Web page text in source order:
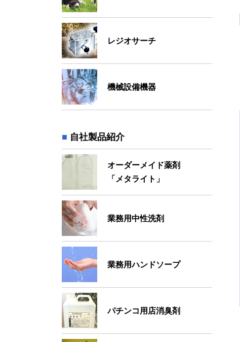
レジオサーチ
機械設備機器
自社製品紹介
オーダーメイド薬剤
「メタライト」
業務用中性洗剤
業務用ハンドソープ
パチンコ用店消臭剤